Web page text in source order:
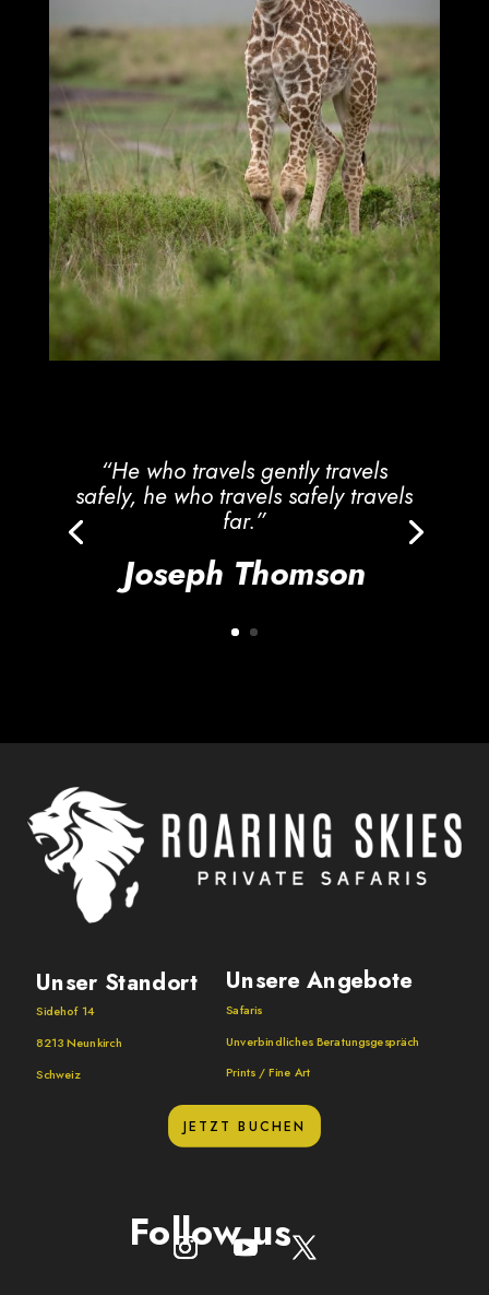
“He who travels gently travels
safely, he who travels safely travels
far.”
Joseph Thomson
Unser Standort
Sidehof 14
8213 Neunkirch
Schweiz
Unsere Angebote
Safaris
Unverbindliches Beratungsgespräch
Prints / Fine Art
Follow us
JETZT BUCHEN